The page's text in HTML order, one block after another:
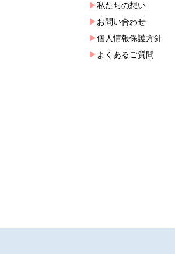
私たちの想い
お問い合わせ
個人情報保護方針
よくあるご質問